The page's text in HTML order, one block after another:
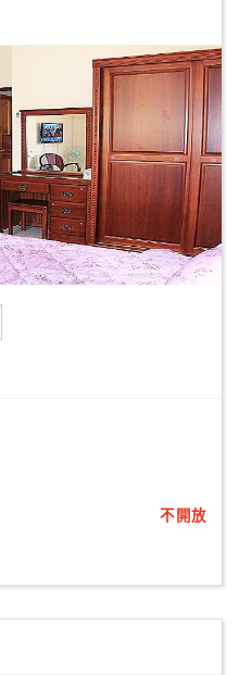
不開放